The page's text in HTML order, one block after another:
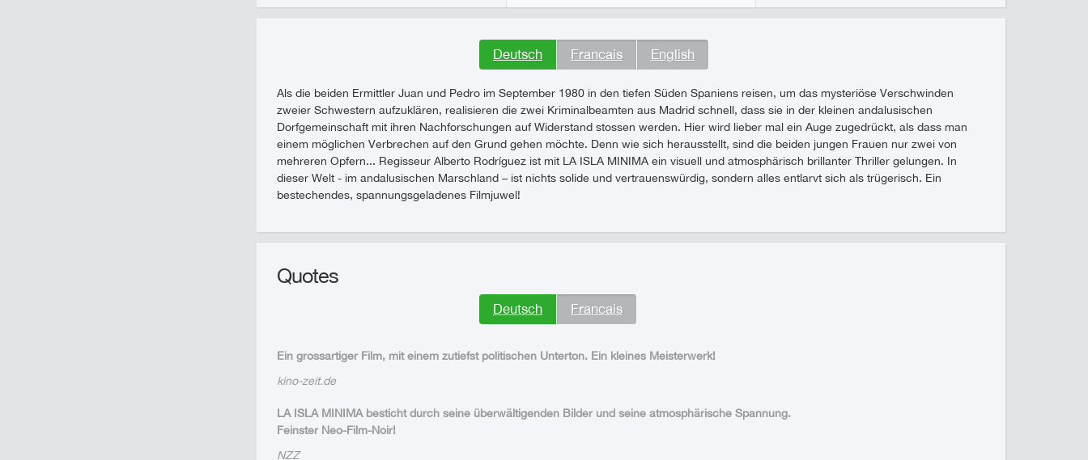
Deutsch Francais English
Als die beiden Ermittler Juan und Pedro im September 1980 in den tiefen Süden Spaniens reisen, um das mysteriöse Verschwinden
zweier Schwestern aufzuklären, realisieren die zwei Kriminalbeamten aus Madrid schnell, dass sie in der kleinen andalusischen
Dorfgemeinschaft mit ihren Nachforschungen auf Widerstand stossen werden. Hier wird lieber mal ein Auge zugedrückt, als dass man
einem möglichen Verbrechen auf den Grund gehen möchte. Denn wie sich herausstellt, sind die beiden jungen Frauen nur zwei von
mehreren Opfern... Regisseur Alberto Rodríguez ist mit LA ISLA MINIMA ein visuell und atmosphärisch brillanter Thriller gelungen. In
dieser Welt - im andalusischen Marschland – ist nichts solide und vertrauenswürdig, sondern alles entlarvt sich als trügerisch. Ein
bestechendes, spannungsgeladenes Filmjuwel!
Quotes
Deutsch Francais
Ein grossartiger Film, mit einem zutiefst politischen Unterton. Ein kleines Meisterwerk!
kino-zeit.de
LA ISLA MINIMA besticht durch seine überwältigenden Bilder und seine atmosphärische Spannung.
Feinster Neo-Film-Noir!
NZZ